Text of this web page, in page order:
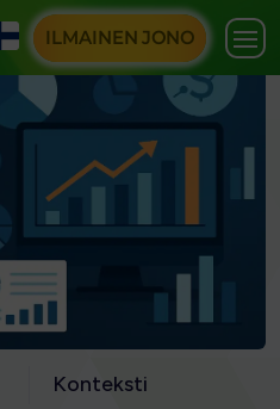
ILMAINEN JONO
Konteksti